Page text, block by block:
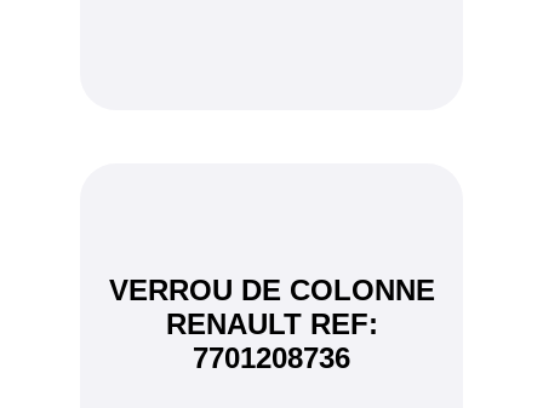
VERROU DE COLONNE
RENAULT REF:
7701208736